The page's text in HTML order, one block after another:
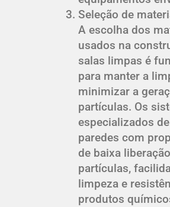
Seleção de
A escolha dos
usados na
salas limpas é
para manter a
minimizar a
partículas. Os
especializados
paredes com
de baixa
partículas,
limpeza e
produtos